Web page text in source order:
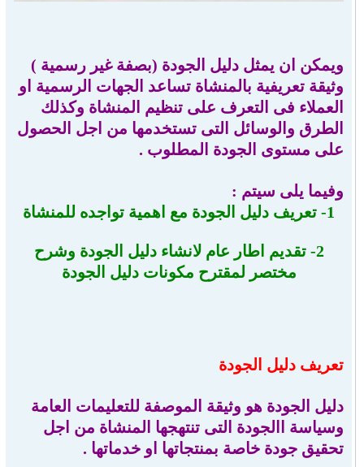
ويمكن ان يمثل دليل الجودة (بصفة غير رسمية )
وثيقة تعريفية بالمنشاة تساعد الجهات الرسمية او
العملاء فى التعرف على تنظيم المنشاة وكذلك
الطرق والوسائل التى تستخدمها من اجل الحصول
على مستوى الجودة المطلوب .
وفيما يلى سيتم :
1- تعريف دليل الجودة مع اهمية تواجده للمنشاة
2- تقديم اطار عام لانشاء دليل الجودة وشرح
مختصر لمقترح مكونات دليل الجودة
تعريف دليل الجودة
دليل الجودة هو وثيقة الموصفة للتعليمات العامة
وسياسة االجودة التى تنتهجها المنشاة من اجل
تحقيق جودة خاصة بمنتجاتها او خدماتها .